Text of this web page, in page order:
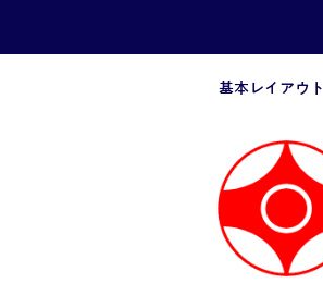
基本レイアウト